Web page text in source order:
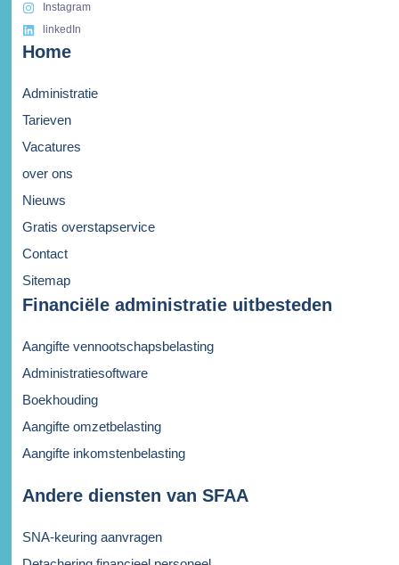
Instagram
linkedIn
Home
Administratie
Tarieven
Vacatures
over ons
Nieuws
Gratis overstapservice
Contact
Sitemap
Financiële administratie uitbesteden
Aangifte vennootschapsbelasting
Administratiesoftware
Boekhouding
Aangifte omzetbelasting
Aangifte inkomstenbelasting
Andere diensten van SFAA
SNA-keuring aanvragen